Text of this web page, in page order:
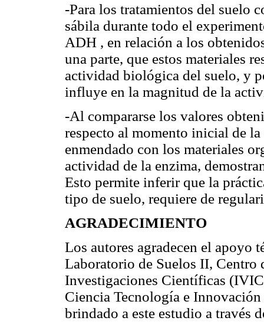
-Para los tratamientos del suelo
sábila durante todo el
ADH , en relación a los
una parte, que estos materiales
actividad biológica del suelo, y
influye en la magnitud de la
-Al compararse los valores
respecto al momento inicial de
enmendado con los materiales
actividad de la enzima,
Esto permite inferir que la
tipo de suelo, requiere de
AGRADECIMIENTO
Los autores agradecen el apoyo
Laboratorio de Suelos II, Centro
Investigaciones Científicas
Ciencia Tecnología e
brindado a este estudio a través